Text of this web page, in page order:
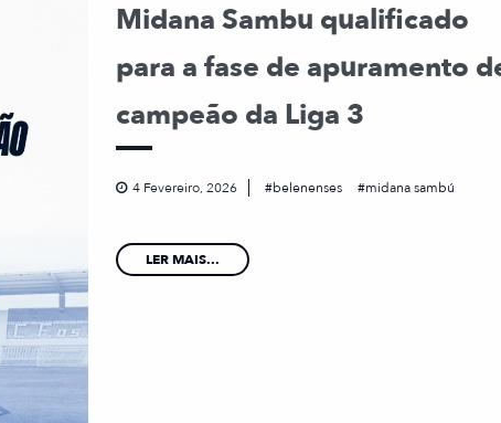
Midana Sambu qualificado
para a fase de apuramento
campeão da Liga 3
4 Fevereiro, 2026 belenenses midana sambú
LER MAIS...